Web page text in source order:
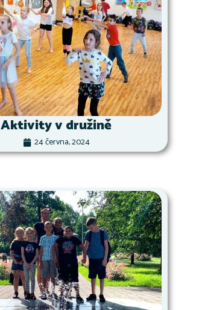
Aktivity v družině
24 června, 2024